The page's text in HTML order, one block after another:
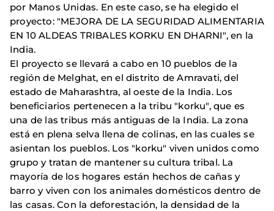
por Manos Unidas. En este caso, se ha elegido el
proyecto: "MEJORA DE LA SEGURIDAD ALIMENTARIA
EN 10 ALDEAS TRIBALES KORKU EN DHARNI", en la
India.
El proyecto se llevará a cabo en 10 pueblos de la
región de Melghat, en el distrito de Amravati, del
estado de Maharashtra, al oeste de la India. Los
beneficiarios pertenecen a la tribu "korku", que es
una de las tribus más antiguas de la India. La zona
está en plena selva llena de colinas, en las cuales se
asientan los pueblos. Los "korku" viven unidos como
grupo y tratan de mantener su cultura tribal. La
mayoría de los hogares están hechos de cañas y
barro y viven con los animales domésticos dentro de
las casas. Con la deforestación, la densidad de la